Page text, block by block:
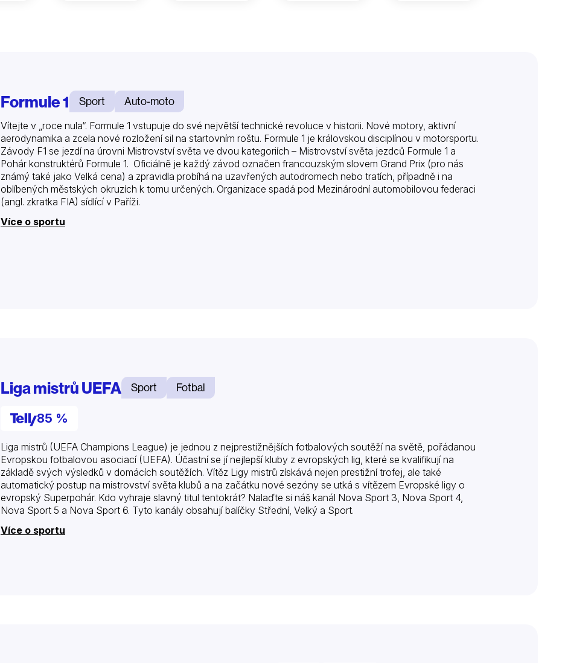
Formule 1 Sport Auto-moto
Vítejte v „roce nula“. Formule 1 vstupuje do své největší technické revoluce v historii. Nové motory, aktivní
aerodynamika a zcela nové rozložení sil na startovním roštu. Formule 1 je královskou disciplínou v motorsportu.
Závody F1 se jezdí na úrovni Mistrovství světa ve dvou kategoriích – Mistrovství světa jezdců Formule 1 a
Pohár konstruktérů Formule 1. Oficiálně je každý závod označen francouzským slovem Grand Prix (pro nás
známý také jako Velká cena) a zpravidla probíhá na uzavřených autodromech nebo tratích, případně i na
oblíbených městských okruzích k tomu určených. Organizace spadá pod Mezinárodní automobilovou federaci
(angl. zkratka FIA) sídlící v Paříži.
Více o sportu
Liga mistrů UEFA Sport Fotbal
85 %
Liga mistrů (UEFA Champions League) je jednou z nejprestižnějších fotbalových soutěží na světě, pořádanou
Evropskou fotbalovou asociací (UEFA). Účastní se jí nejlepší kluby z evropských lig, které se kvalifikují na
základě svých výsledků v domácích soutěžích. Vítěz Ligy mistrů získává nejen prestižní trofej, ale také
automatický postup na mistrovství světa klubů a na začátku nové sezóny se utká s vítězem Evropské ligy o
evropský Superpohár. Kdo vyhraje slavný titul tentokrát? Nalaďte si náš kanál Nova Sport 3, Nova Sport 4,
Nova Sport 5 a Nova Sport 6. Tyto kanály obsahují balíčky Střední, Velký a Sport.
Více o sportu